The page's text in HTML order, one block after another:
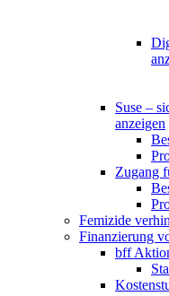
Suse –
anzeigen
Zugang
Femizide
Finanzierung
bff